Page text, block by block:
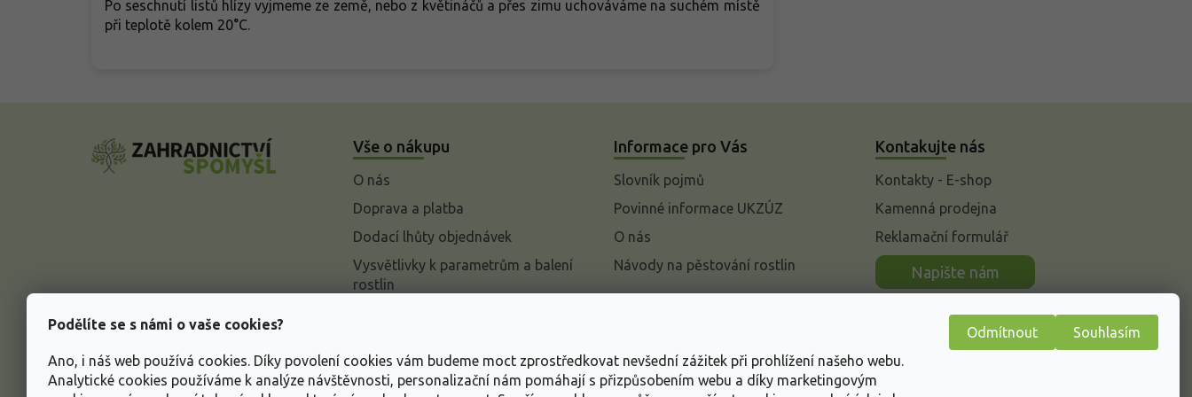
Podělíte se s námi o vaše cookies?
Ano, i náš web používá cookies. Díky povolení cookies vám budeme moct zprostředkovat nevšední zážitek při prohlížení našeho webu.
Analytické cookies používáme k analýze návštěvnosti, personalizační nám pomáhají s přizpůsobením webu a díky marketingovým
Odmítnout Souhlasím
Po seschnutí listů hlízy vyjmeme ze země, nebo z květináčů a přes zimu uchováváme na suchém místě
při teplotě kolem 20°C.
Vše o nákupu
O nás
Doprava a platba
Dodací lhůty objednávek
Vysvětlivky k parametrům a balení
rostlin
Informace o ochraně osobních
údajů
Informace pro Vás
Slovník pojmů
Povinné informace UKZÚZ
O nás
Návody na pěstování rostlin
Kontakujte nás
Kontakty - E-shop
Kamenná prodejna
Reklamační formulář
Napište nám